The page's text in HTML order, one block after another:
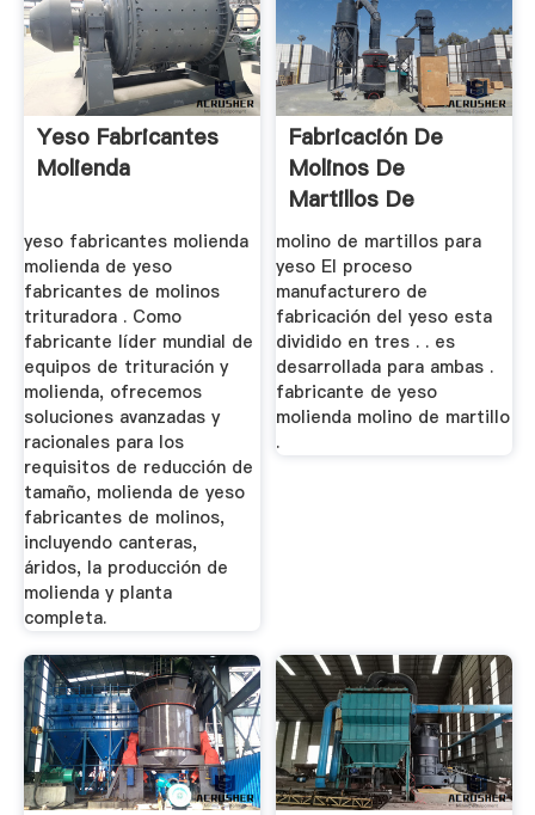
Yeso Fabricantes
Molienda
yeso fabricantes molienda
molienda de yeso
fabricantes de molinos
trituradora . Como
fabricante líder mundial de
equipos de trituración y
molienda, ofrecemos
soluciones avanzadas y
racionales para los
requisitos de reducción de
tamaño, molienda de yeso
fabricantes de molinos,
incluyendo canteras,
áridos, la producción de
molienda y planta
completa.
Fabricación De
Molinos De
Martillos De
Molienda De Yeso
En ...
molino de martillos para
yeso El proceso
manufacturero de
fabricación del yeso esta
dividido en tres . . es
desarrollada para ambas .
fabricante de yeso
molienda molino de martillo
.